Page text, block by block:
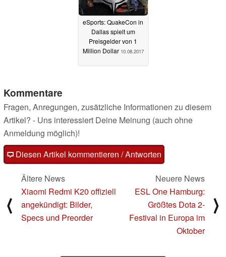
eSports: QuakeCon in
Dallas spielt um
Preisgelder von 1
Million Dollar 10.08.2017
Kommentare
Fragen, Anregungen, zusätzliche Informationen zu diesem
Artikel? - Uns interessiert Deine Meinung (auch ohne
Anmeldung möglich)!
Diesen Artikel kommentieren / Antworten
⟨
Ältere News
Xiaomi Redmi K20 offiziell
angekündigt: Bilder,
Specs und Preorder
Neuere News
ESL One Hamburg:
Größtes Dota 2-
Festival in Europa im
Oktober
⟩